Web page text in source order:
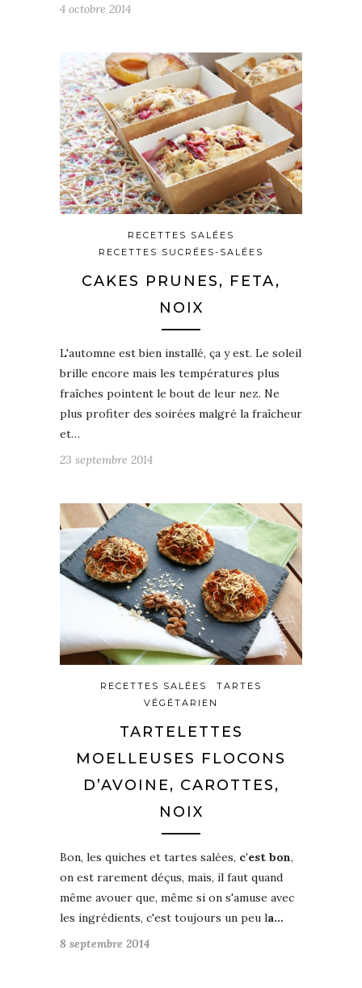
4 octobre 2014
RECETTES SALÉES
RECETTES SUCRÉES-SALÉES
CAKES PRUNES, FETA,
NOIX
L'automne est bien installé, ça y est. Le soleil
brille encore mais les températures plus
fraîches pointent le bout de leur nez. Ne
plus profiter des soirées malgré la fraîcheur
et…
23 septembre 2014
RECETTES SALÉES
TARTES
VÉGÉTARIEN
TARTELETTES
MOELLEUSES FLOCONS
D’AVOINE, CAROTTES,
NOIX
Bon, les quiches et tartes salées, c'est bon,
on est rarement déçus, mais, il faut quand
même avouer que, même si on s'amuse avec
les ingrédients, c'est toujours un peu la…
8 septembre 2014